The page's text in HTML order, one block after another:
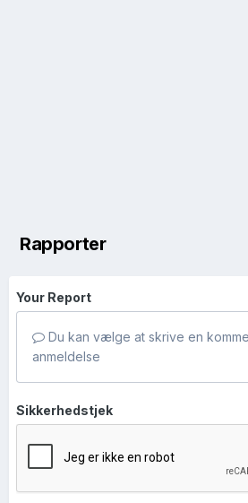
Rapporter
Your Report
Du kan vælge at skrive en
anmeldelse
Sikkerhedstjek